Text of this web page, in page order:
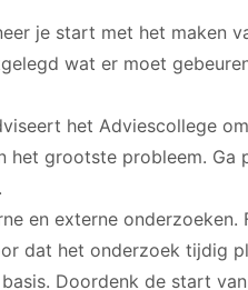
je start met het maken
wat er moet
het Adviescollege
het grootste probleem.
en externe
dat het onderzoek tijdig
Doordenk de start